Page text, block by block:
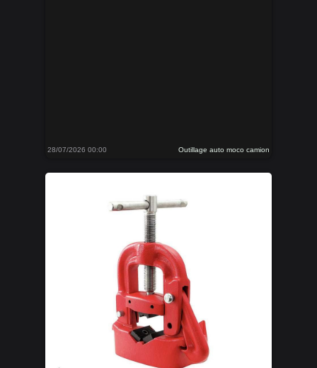
28/07/2026 00:00 Outillage auto moco camion